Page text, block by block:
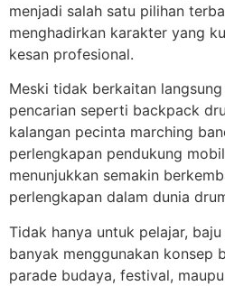
menjadi salah satu pilihan
menghadirkan karakter yang
kesan profesional.
Meski tidak berkaitan
pencarian seperti backpack
kalangan pecinta marching
perlengkapan pendukung
menunjukkan semakin
perlengkapan dalam dunia
Tidak hanya untuk pelajar,
banyak menggunakan konsep
parade budaya, festival,